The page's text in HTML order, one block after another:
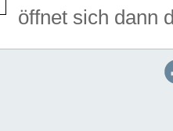
öffnet sich dann